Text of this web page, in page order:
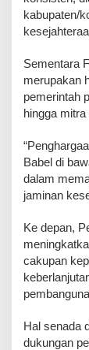
kabupaten/
Sementara
merupakan
pemerintah
hingga
Babel di
dalam
jaminan
Ke depan,
cakupan
Hal senada
dukungan